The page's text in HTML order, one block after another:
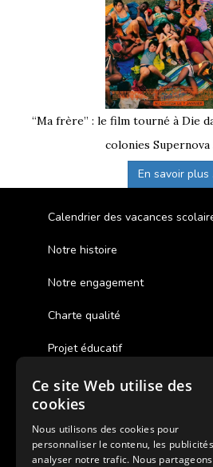
“Ma frère” : le film tourné à Die
colonies Supernova
En savoir plus
Calendrier des vacances
Notre histoire
Notre engagement
Charte qualité
Projet éducatif
Des colonies de vacances
Assurances annulations
Aides financières pour partir en
Ce site Web utilise des
cookies
Nous utilisons des cookies pour
personnaliser le contenu, les
analyser notre trafic. Nous partageons